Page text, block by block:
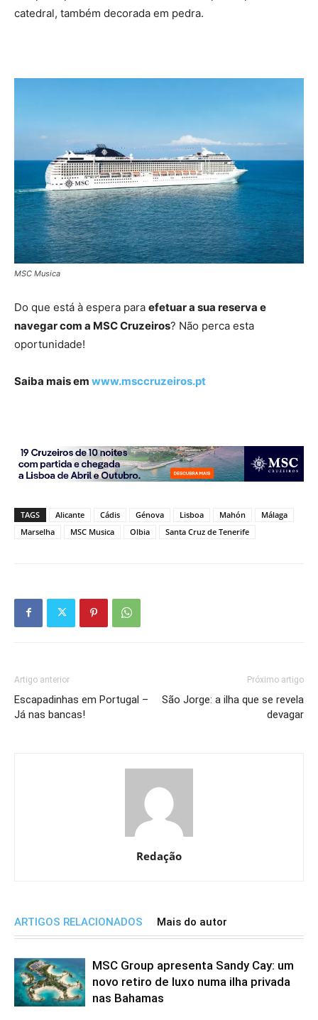
catedral, também decorada em pedra.
MSC Musica
Do que está à espera para efetuar a sua reserva e
navegar com a MSC Cruzeiros? Não perca esta
oportunidade!
Saiba mais em www.msccruzeiros.pt
TAGS Alicante Cádis Génova Lisboa Mahón
Málaga
Marselha
MSC Musica Olbia Santa Cruz de Tenerife
Artigo anterior
Escapadinhas em Portugal –
Já nas bancas!
Próximo artigo
São Jorge: a ilha que se revela
devagar
Redação
ARTIGOS RELACIONADOS Mais do autor
MSC Group apresenta Sandy Cay: um
novo retiro de luxo numa ilha privada
nas Bahamas